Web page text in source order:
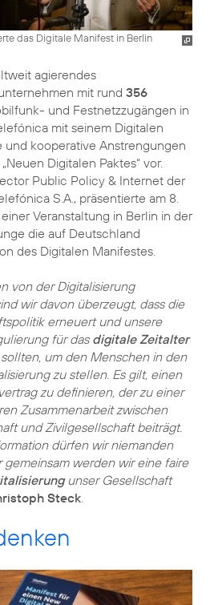
das Digitale Manifest in Berlin
agierendes
mit rund 356
und Festnetzzugängen in
mit seinem Digitalen
und kooperative Anstrengungen
Digitalen Paktes“ vor.
Public Policy & Internet der
S.A., präsentierte am 8.
Veranstaltung in Berlin in der
die auf Deutschland
des Digitalen Manifestes.
von der Digitalisierung
wir davon überzeugt, dass die
erneuert und unsere
für das digitale Zeitalter
um den Menschen in den
zu stellen. Es gilt, einen
zu definieren, der zu einer
Zusammenarbeit zwischen
und Zivilgesellschaft beiträgt.
dürfen wir niemanden
werden wir eine faire
unser Gesellschaft
Steck.